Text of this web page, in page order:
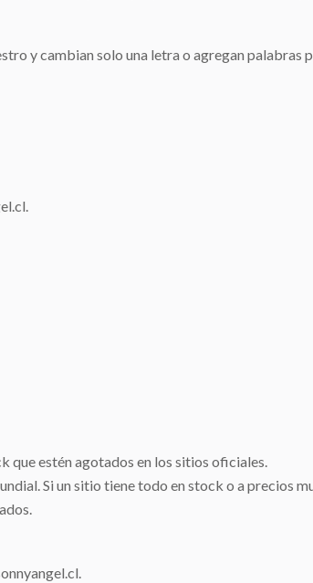
y cambian solo una letra o agregan palabras
que estén agotados en los sitios oficiales.
Si un sitio tiene todo en stock o a precios